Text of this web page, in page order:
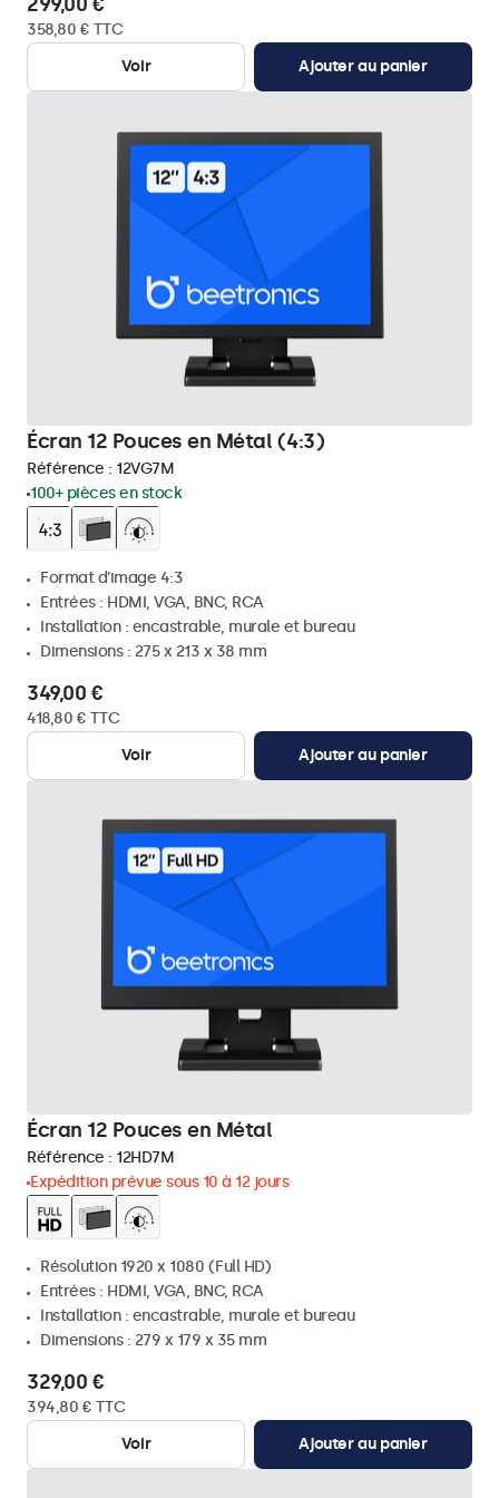
358,80 € TTC
Voir
Ajouter au panier
Écran 12 Pouces en Métal (4:3)
Référence : 12VG7M
100+ pièces en stock
Format d'image 4:3
Entrées : HDMI, VGA, BNC, RCA
Installation : encastrable, murale et bureau
Dimensions : 275 x 213 x 38 mm
349,00 €
418,80 € TTC
Voir
Ajouter au panier
Écran 12 Pouces en Métal
Référence : 12HD7M
Expédition prévue sous 10 à 12 jours
Résolution 1920 x 1080 (Full HD)
Entrées : HDMI, VGA, BNC, RCA
Installation : encastrable, murale et bureau
Dimensions : 279 x 179 x 35 mm
329,00 €
394,80 € TTC
Voir
Ajouter au panier